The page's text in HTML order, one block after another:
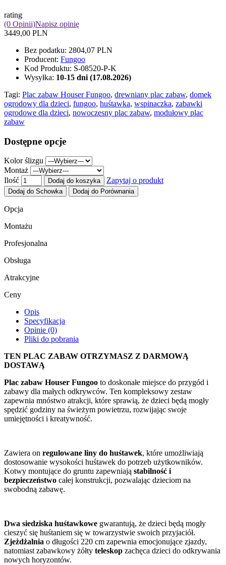
rating
(0 Opinii)Napisz opinię
3449,00 PLN
Bez podatku: 2804,07 PLN
Producent: Fungoo
Kod Produktu: S-08520-P-K
Wysyłka: 10-15 dni (17.08.2026)
Tagi: Plac zabaw Houser Fungoo, drewniany plac zabaw, domek
ogrodowy dla dzieci, fungoo, huśtawka, wspinaczka, zabawki
ogrodowe dla dzieci, nowoczesny plac zabaw, modułowy plac
zabaw
Dostępne opcje
Kolor ślizgu
Montaż
Ilość
Dodaj do koszyka Zapytaj o produkt
Dodaj do Schowka Dodaj do Porównania
Opcja
Montażu
Profesjonalna
Obsługa
Atrakcyjne
Ceny
Opis
Specyfikacja
Opinie (0)
Pliki do pobrania
TEN PLAC ZABAW OTRZYMASZ Z DARMOWĄ
DOSTAWĄ
Plac zabaw Houser Fungoo to doskonałe miejsce do przygód i
zabawy dla małych odkrywców. Ten kompleksowy zestaw
zapewnia mnóstwo atrakcji, które sprawią, że dzieci będą mogły
spędzić godziny na świeżym powietrzu, rozwijając swoje
umiejętności i kreatywność.
Zawiera on regulowane liny do huśtawek, które umożliwiają
dostosowanie wysokości huśtawek do potrzeb użytkowników.
Kotwy montujące do gruntu zapewniają stabilność i
bezpieczeństwo całej konstrukcji, pozwalając dzieciom na
swobodną zabawę.
Dwa siedziska huśtawkowe gwarantują, że dzieci będą mogły
cieszyć się huśtaniem się w towarzystwie swoich przyjaciół.
Zjeżdżalnia o długości 220 cm zapewnia emocjonujące zjazdy,
natomiast zabawkowy żółty teleskop zachęca dzieci do odkrywania
nowych horyzontów.